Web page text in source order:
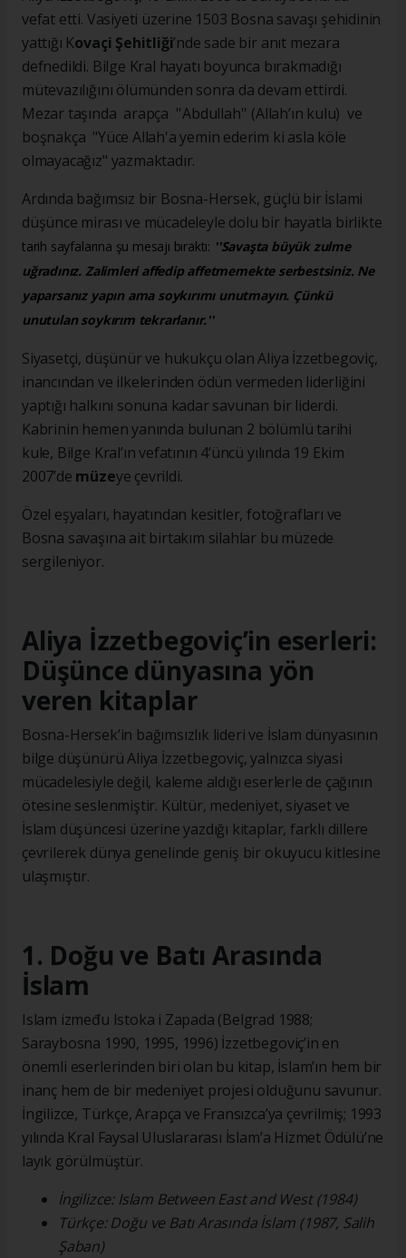
vefat etti. Vasiyeti üzerine 1503 Bosna savaşı şehidinin
yattığı Kovaçi Şehitliği’nde sade bir anıt mezara
defnedildi. Bilge Kral hayatı boyunca bırakmadığı
mütevazılığını ölümünden sonra da devam ettirdi.
Mezar taşında arapça ''Abdullah'' (Allah’ın kulu) ve
boşnakça "Yüce Allah'a yemin ederim ki asla köle
olmayacağız" yazmaktadır.
Ardında bağımsız bir Bosna-Hersek, güçlü bir İslami
düşünce mirası ve mücadeleyle dolu bir hayatla birlikte
tarih sayfalarına şu mesajı bıraktı: ''Savaşta büyük zulme
uğradınız. Zalimleri affedip affetmemekte serbestsiniz. Ne
yaparsanız yapın ama soykırımı unutmayın. Çünkü
unutulan soykırım tekrarlanır.''
Siyasetçi, düşünür ve hukukçu olan Aliya İzzetbegoviç,
inancından ve ilkelerinden ödün vermeden liderliğini
yaptığı halkını sonuna kadar savunan bir liderdi.
Kabrinin hemen yanında bulunan 2 bölümlü tarihi
kule, Bilge Kral’ın vefatının 4’üncü yılında 19 Ekim
2007’de müzeye çevrildi.
Özel eşyaları, hayatından kesitler, fotoğrafları ve
Bosna savaşına ait birtakım silahlar bu müzede
sergileniyor.
Aliya İzzetbegoviç’in eserleri:
Düşünce dünyasına yön
veren kitaplar
Bosna-Hersek’in bağımsızlık lideri ve İslam dünyasının
bilge düşünürü Aliya İzzetbegoviç, yalnızca siyasi
mücadelesiyle değil, kaleme aldığı eserlerle de çağının
ötesine seslenmiştir. Kültür, medeniyet, siyaset ve
İslam düşüncesi üzerine yazdığı kitaplar, farklı dillere
çevrilerek dünya genelinde geniş bir okuyucu kitlesine
ulaşmıştır.
1. Doğu ve Batı Arasında
İslam
Islam između Istoka i Zapada (Belgrad 1988;
Saraybosna 1990, 1995, 1996) İzzetbegoviç’in en
önemli eserlerinden biri olan bu kitap, İslam’ın hem bir
inanç hem de bir medeniyet projesi olduğunu savunur.
İngilizce, Türkçe, Arapça ve Fransızca’ya çevrilmiş; 1993
yılında Kral Faysal Uluslararası İslam’a Hizmet Ödülü’ne
layık görülmüştür.
İngilizce: Islam Between East and West (1984)
Türkçe: Doğu ve Batı Arasında İslam (1987, Salih
Şaban)